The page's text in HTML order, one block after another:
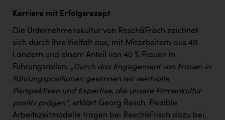
Karriere mit Erfolgsrezept
Die Unternehmenskultur von Resch&Frisch zeichnet
sich durch ihre Vielfalt aus, mit Mitarbeitern aus 49
Ländern und einem Anteil von 40 % Frauen in
Führungsrollen. „Durch das Engagement von Frauen in
Führungspositionen gewinnen wir wertvolle
Perspektiven und Expertise, die unsere Firmenkultur
positiv prägen“, erklärt Georg Resch. Flexible
Arbeitszeitmodelle tragen bei Resch&Frisch dazu bei,